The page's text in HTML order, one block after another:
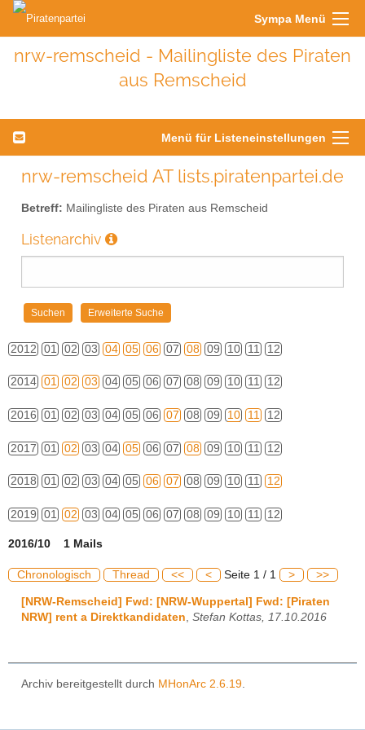
Sympa Menü
nrw-remscheid - Mailingliste des Piraten
aus Remscheid
Menü für Listeneinstellungen
nrw-remscheid AT lists.piratenpartei.de
Betreff: Mailingliste des Piraten aus Remscheid
Listenarchiv
2012 01 02 03 04 05 06 07 08 09 10 11 12
2014 01 02 03 04 05 06 07 08 09 10 11 12
2016 01 02 03 04 05 06 07 08 09 10 11 12
2017 01 02 03 04 05 06 07 08 09 10 11 12
2018 01 02 03 04 05 06 07 08 09 10 11 12
2019 01 02 03 04 05 06 07 08 09 10 11 12
2016/10 1 Mails
Chronologisch Thread << < Seite 1 / 1 > >>
[NRW-Remscheid] Fwd: [NRW-Wuppertal] Fwd: [Piraten
NRW] rent a Direktkandidaten, Stefan Kottas, 17.10.2016
Archiv bereitgestellt durch MHonArc 2.6.19